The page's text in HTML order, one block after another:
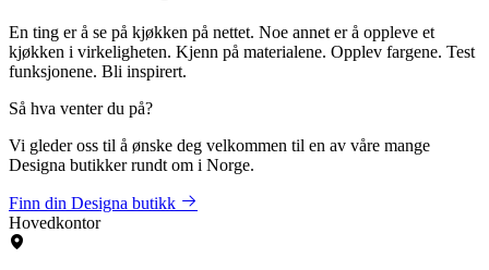
En ting er å se på kjøkken på nettet. Noe annet er å oppleve et
kjøkken i virkeligheten. Kjenn på materialene. Opplev fargene. Test
funksjonene. Bli inspirert.
Så hva venter du på?
Vi gleder oss til å ønske deg velkommen til en av våre mange
Designa butikker rundt om i Norge.
Finn din Designa butikk
Hovedkontor